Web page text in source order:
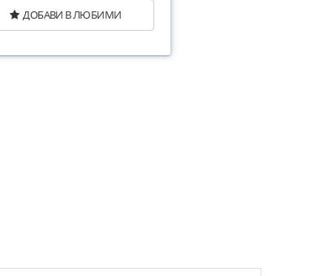
ДОБАВИ В ЛЮБИМИ